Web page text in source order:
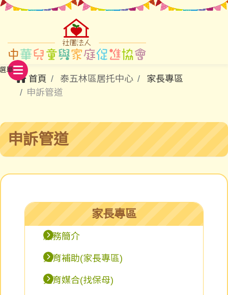
首頁 泰五林區居托中心
家長專區
申訴管道
申訴管道
家長專區
服務簡介
托育補助(家長專區)
托育媒合(找保母)